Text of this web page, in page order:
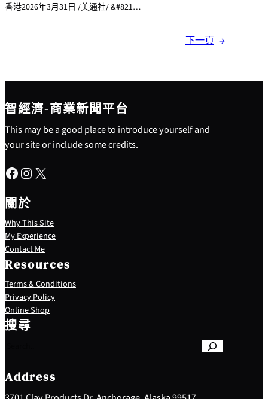
香港2026年3月31日 /美通社/ &#821…
下一頁 →
智經濟-商業新聞平台
This may be a good place to introduce yourself and
your site or include some credits.
Facebook Instagram X
關於
Why This Site
My Experience
Contact Me
Resources
Terms & Conditions
Privacy Policy
Online Shop
搜尋
S
e
a
c
h
Address